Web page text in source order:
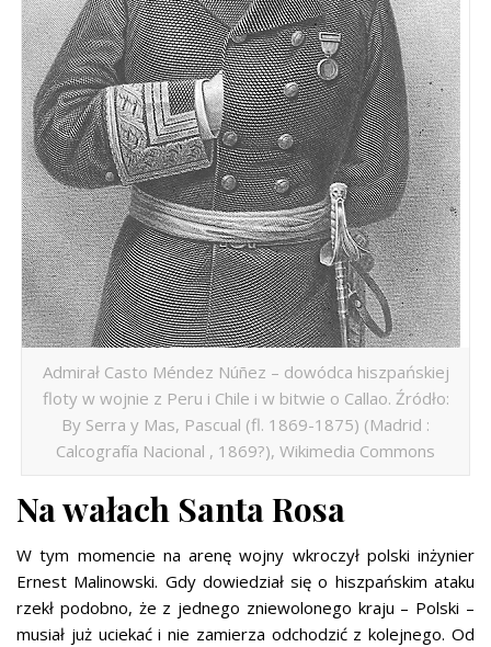
Admirał Casto Méndez Núñez – dowódca hiszpańskiej
floty w wojnie z Peru i Chile i w bitwie o Callao. Źródło:
By Serra y Mas, Pascual (fl. 1869-1875) (Madrid :
Calcografía Nacional , 1869?), Wikimedia Commons
Na wałach Santa Rosa
W tym momencie na arenę wojny wkroczył polski inżynier
Ernest Malinowski. Gdy dowiedział się o hiszpańskim ataku
rzekł podobno, że z jednego zniewolonego kraju – Polski –
musiał już uciekać i nie zamierza odchodzić z kolejnego. Od